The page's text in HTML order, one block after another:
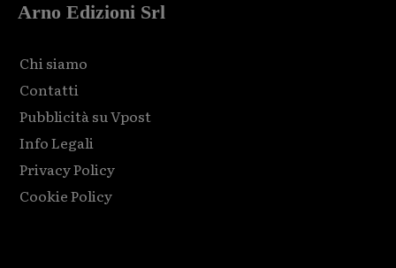
Arno Edizioni Srl
Chi siamo
Contatti
Pubblicità su Vpost
Info Legali
Privacy Policy
Cookie Policy